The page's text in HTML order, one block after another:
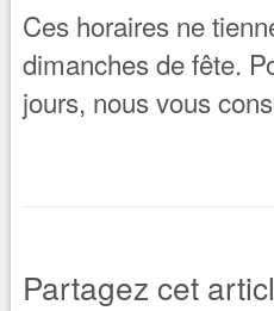
Ces horaires ne
dimanches de fête.
jours, nous vous
Partagez cet